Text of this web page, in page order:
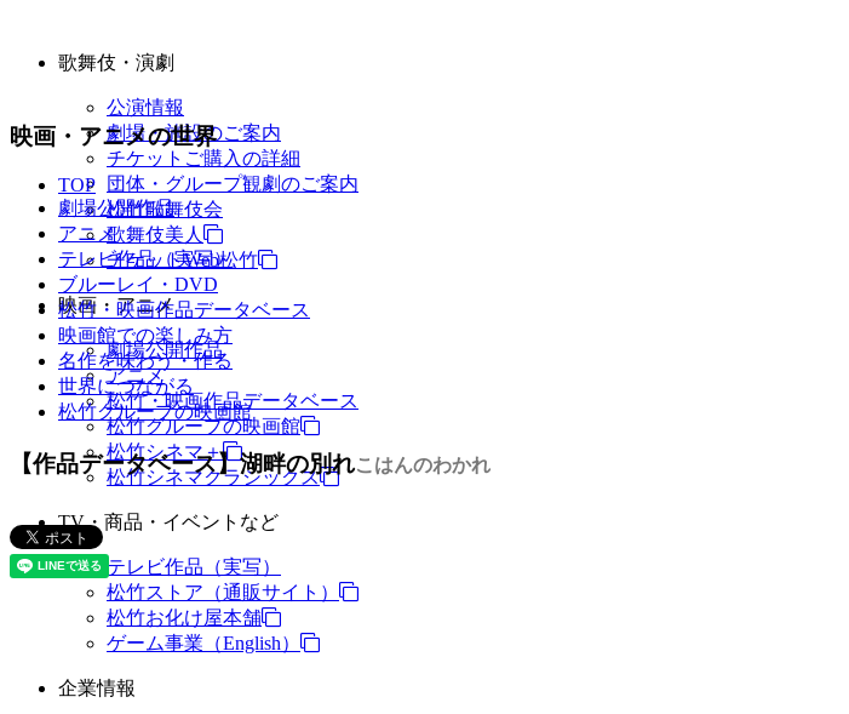
歌舞伎・演劇
公演情報
劇場・施設のご案内
チケットご購入の詳細
団体・グループ観劇のご案内
松竹歌舞伎会
歌舞伎美人
チケットWeb松竹
映画・アニメ
劇場公開作品
アニメ
松竹・映画作品データベース
松竹グループの映画館
松竹シネマ＋
松竹シネマクラシックス
TV・商品・イベントなど
テレビ作品（実写）
松竹ストア（通販サイト）
松竹お化け屋本舗
ゲーム事業（English）
企業情報
映画・アニメの世界
TOP
劇場公開作品
アニメ
テレビ作品（実写）
ブルーレイ・DVD
松竹・映画作品データベース
映画館での楽しみ方
名作を味わう・作る
世界につながる
松竹グループの映画館
【作品データベース】湖畔の別れこはんのわかれ